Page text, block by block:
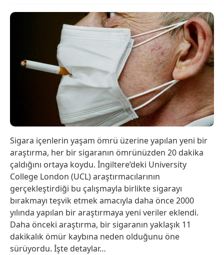
Sigara içenlerin yaşam ömrü üzerine yapılan yeni bir
araştırma, her bir sigaranın ömrünüzden 20 dakika
çaldığını ortaya koydu. İngiltere’deki University
College London (UCL) araştırmacılarının
gerçekleştirdiği bu çalışmayla birlikte sigarayı
bırakmayı teşvik etmek amacıyla daha önce 2000
yılında yapılan bir araştırmaya yeni veriler eklendi.
Daha önceki araştırma, bir sigaranın yaklaşık 11
dakikalık ömür kaybına neden olduğunu öne
sürüyordu. İşte detaylar…